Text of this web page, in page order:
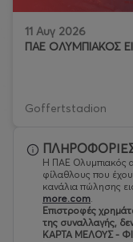
11 Αυγ 2026
ΠΑΕ ΟΛΥΜΠΙΑΚΟΣ
Goffertstadion
Η ΠΑΕ Ολυμπιακός
φίλαθλους που
κανάλια πώλησης
more.com.
Eπιστροφές
της συναλλαγής,
ΚΑΡΤΑ ΜΕΛΟΥΣ -